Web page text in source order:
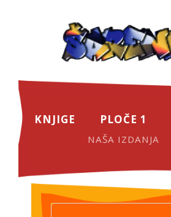
KNJIGE PLOČE 1
NAŠA IZDANJA